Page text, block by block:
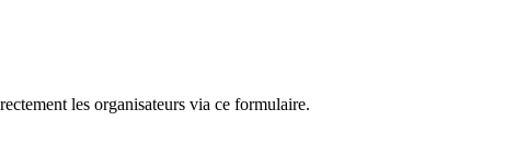
les organisateurs via ce formulaire.